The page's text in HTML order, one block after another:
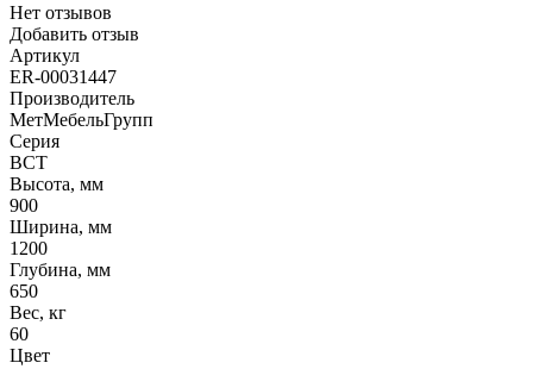
Нет отзывов
Добавить отзыв
Артикул
ER-00031447
Производитель
МетМебельГрупп
Серия
ВСТ
Высота, мм
900
Ширина, мм
1200
Глубина, мм
650
Вес, кг
60
Цвет